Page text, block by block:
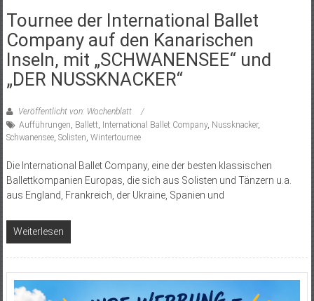
Tournee der International Ballet
Company auf den Kanarischen
Inseln, mit „SCHWANENSEE“ und
„DER NUSSKNACKER“
Veröffentlicht von: Wochenblatt
Aufführungen Ballett International Ballet Company, Nussknacker,
Schwanensee, Solisten Wintertournee
Die International Ballet Company, eine der besten klassischen
Ballettkompanien Europas, die sich aus Solisten und Tänzern u.a.
aus England, Frankreich, der Ukraine, Spanien und
Weiterlesen